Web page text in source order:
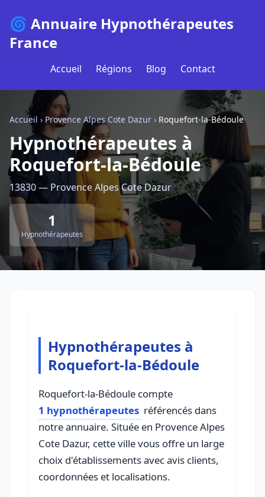
🌀 Annuaire Hypnothérapeutes
France
Accueil Régions Blog Contact
Accueil › Provence Alpes Cote Dazur › Roquefort-la-Bédoule
Hypnothérapeutes à
Roquefort-la-Bédoule
13830 — Provence Alpes Cote Dazur
1
Hypnothérapeutes
Hypnothérapeutes à
Roquefort-la-Bédoule
Roquefort-la-Bédoule compte
1 hypnothérapeutes référencés dans
notre annuaire. Située en Provence Alpes
Cote Dazur, cette ville vous offre un large
choix d'établissements avec avis clients,
coordonnées et localisations.